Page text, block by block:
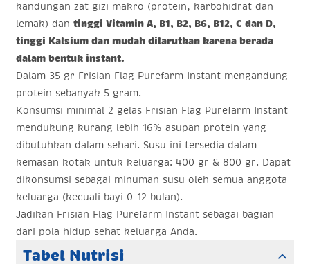
kandungan zat gizi makro (protein, karbohidrat dan
lemak) dan tinggi Vitamin A, B1, B2, B6, B12, C dan D,
tinggi Kalsium dan mudah dilarutkan karena berada
dalam bentuk instant.
Dalam 35 gr Frisian Flag Purefarm Instant mengandung
protein sebanyak 5 gram.
Konsumsi minimal 2 gelas Frisian Flag Purefarm Instant
mendukung kurang lebih 16% asupan protein yang
dibutuhkan dalam sehari. Susu ini tersedia dalam
kemasan kotak untuk keluarga: 400 gr & 800 gr. Dapat
dikonsumsi sebagai minuman susu oleh semua anggota
keluarga (kecuali bayi 0-12 bulan).
Jadikan Frisian Flag Purefarm Instant sebagai bagian
dari pola hidup sehat keluarga Anda.
Tabel Nutrisi